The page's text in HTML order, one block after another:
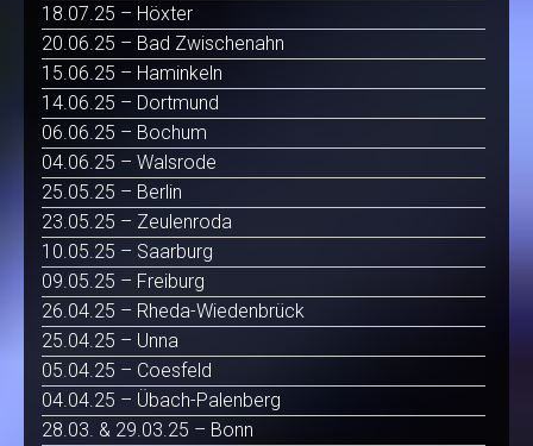
18.07.25 – Höxter
20.06.25 – Bad Zwischenahn
15.06.25 – Haminkeln
14.06.25 – Dortmund
06.06.25 – Bochum
04.06.25 – Walsrode
25.05.25 – Berlin
23.05.25 – Zeulenroda
10.05.25 – Saarburg
09.05.25 – Freiburg
26.04.25 – Rheda-Wiedenbrück
25.04.25 – Unna
05.04.25 – Coesfeld
04.04.25 – Übach-Palenberg
28.03. & 29.03.25 – Bonn